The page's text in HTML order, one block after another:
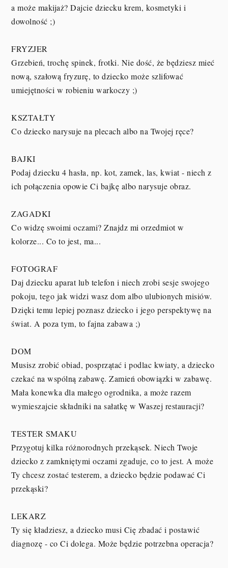
a może makijaż? Dajcie dziecku krem, kosmetyki i
dowolność ;)
FRYZJER
Grzebień, trochę spinek, frotki. Nie dość, że będziesz mieć
nową, szałową fryzurę, to dziecko może szlifować
umiejętności w robieniu warkoczy ;)
KSZTAŁTY
Co dziecko narysuje na plecach albo na Twojej ręce?
BAJKI
Podaj dziecku 4 hasła, np. kot, zamek, las, kwiat - niech z
ich połączenia opowie Ci bajkę albo narysuje obraz.
ZAGADKI
Co widzę swoimi oczami? Znajdz mi orzedmiot w
kolorze... Co to jest, ma...
FOTOGRAF
Daj dziecku aparat lub telefon i niech zrobi sesje swojego
pokoju, tego jak widzi wasz dom albo ulubionych misiów.
Dzięki temu lepiej poznasz dziecko i jego perspektywę na
świat. A poza tym, to fajna zabawa ;)
DOM
Musisz zrobić obiad, posprzątać i podlac kwiaty, a dziecko
czekać na wspólną zabawę. Zamień obowiązki w zabawę.
Mała konewka dla małego ogrodnika, a może razem
wymieszajcie składniki na sałatkę w Waszej restauracji?
TESTER SMAKU
Przygotuj kilka różnorodnych przekąsek. Niech Twoje
dziecko z zamkniętymi oczami zgaduje, co to jest. A może
Ty chcesz zostać testerem, a dziecko będzie podawać Ci
przekąski?
LEKARZ
Ty się kładziesz, a dziecko musi Cię zbadać i postawić
diagnozę - co Ci dolega. Może będzie potrzebna operacja?